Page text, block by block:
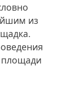
из
площади